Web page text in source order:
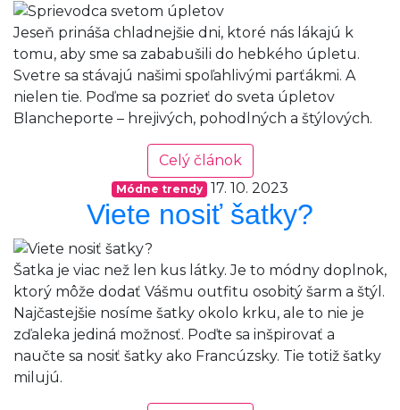
Jeseň prináša chladnejšie dni, ktoré nás lákajú k
tomu, aby sme sa zababušili do hebkého úpletu.
Svetre sa stávajú našimi spoľahlivými parťákmi. A
nielen tie. Poďme sa pozrieť do sveta úpletov
Blancheporte – hrejivých, pohodlných a štýlových.
Celý článok
Módne trendy 17. 10. 2023
Viete nosiť šatky?
Šatka je viac než len kus látky. Je to módny doplnok,
ktorý môže dodať Vášmu outfitu osobitý šarm a štýl.
Najčastejšie nosíme šatky okolo krku, ale to nie je
zďaleka jediná možnosť. Poďte sa inšpirovať a
naučte sa nosiť šatky ako Francúzsky. Tie totiž šatky
milujú.